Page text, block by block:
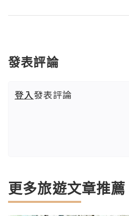
發表評論
登入發表評論
更多旅遊文章推薦